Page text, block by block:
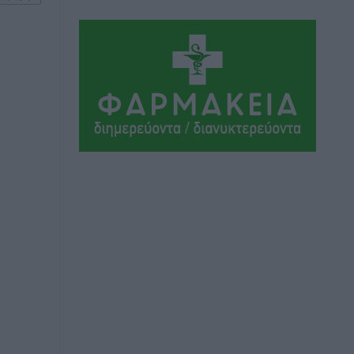
Κατταβιά: Πρόεδρος ο Μανώλης
Φραντζής, απέκτησε τον νεαρό
Καρακασιάν
Αθλητικά• πριν 15 ώρες